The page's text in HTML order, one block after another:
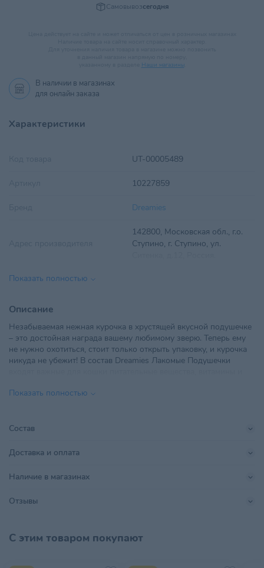
Самовывозсегодня
Наши магазины.
В наличии в магазинах
для онлайн заказа
Характеристики
UT-00005489
10227859
Dreamies
142800, Московская обл., г.о.
Ступино, г. Ступино, ул.
Вес
Вид корма
Вкус Курица
Возраст питомца Взрослые 1-6 лет
Условия хранения
Хранить в сухом прохладном
месте, недоступном для детей
Показать полностью
Описание
Незабываемая нежная курочка в хрустящей вкусной подушечке
– это достойная награда вашему любимому зверю. Теперь ему
не нужно охотиться, стоит только открыть упаковку, и курочка
никуда не убежит! В состав Dreamies Лакомые Подушечки
радость, но и пользу.
Показать полностью
Состав
Доставка и оплата
Наличие в магазинах
Отзывы
С этим товаром покупают